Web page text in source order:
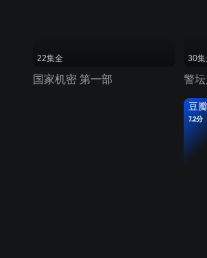
22集全
国家机密 第一部
30集
警
豆瓣
7.2分